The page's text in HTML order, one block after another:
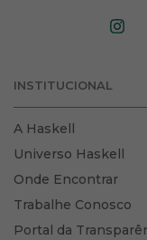
INSTITUCIONAL
A Haskell
Universo Haskell
Onde Encontrar
Trabalhe Conosco
Portal da